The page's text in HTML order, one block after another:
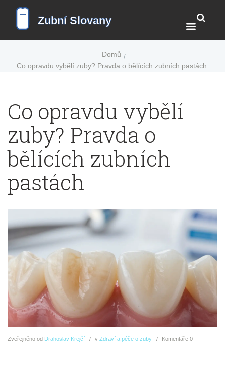
Domů
Co opravdu vybělí zuby? Pravda o bělících zubních pastách
Co opravdu vybělí
zuby? Pravda o
bělících zubních
pastách
Zveřejněno od Drahoslav Krejčí v Zdraví a péče o zuby Komentáře 0